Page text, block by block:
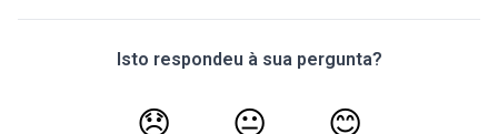
Isto respondeu à sua pergunta?
😞 😐 😊